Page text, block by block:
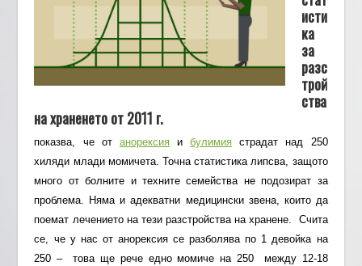
исти
ка
за
разс
трой
ства
на храненето от 2011 г.
показва, че от анорексияибулимия страдат над 250
хиляди млади момичета. Точна статистика липсва, защото
много от болните и техните семейства не подозират за
проблема. Няма и адекватни медицински звена, които да
поемат лечението на тези разстройства на хранене. Счита
се, че у нас от анорексия се разболява по 1 девойка на
250 – това ще рече едно момиче на 250 между 12-18